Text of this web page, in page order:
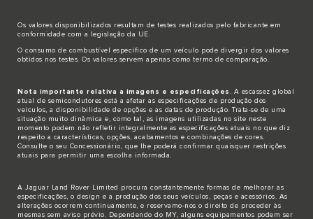
Os valores disponibilizados resultam de testes realizados pelo fabricante em
conformidade com a legislação da UE.
O consumo de combustível específico de um veículo pode divergir dos valores
obtidos nos testes. Os valores servem apenas como termo de comparação.
Nota importante relativa a imagens e especificações . A escassez global
atual de semicondutores está a afetar as especificações de produção dos
veículos, a disponibilidade de opções e as datas de produção. Trata-se de uma
situação muito dinâmica e, como tal, as imagens utilizadas no site neste
momento podem não refletir integralmente as especificações atuais no que diz
respeito a características, opções, acabamentos e combinações de cores.
Consulte o seu Concessionário, que lhe poderá confirmar quaisquer restrições
atuais para permitir uma escolha informada.
A Jaguar Land Rover Limited procura constantemente formas de melhorar as
especificações, o design e a produção dos seus veículos, peças e acessórios. As
alterações ocorrem continuamente, e reservamo-nos o direito de proceder às
mesmas sem aviso prévio. Dependendo do MY, alguns equipamentos podem ser